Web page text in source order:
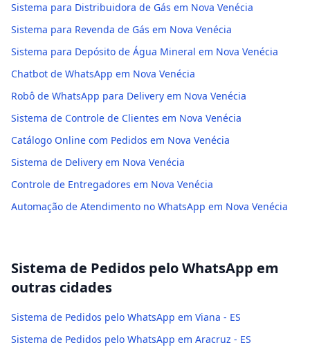
Sistema para Distribuidora de Gás em Nova Venécia
Sistema para Revenda de Gás em Nova Venécia
Sistema para Depósito de Água Mineral em Nova Venécia
Chatbot de WhatsApp em Nova Venécia
Robô de WhatsApp para Delivery em Nova Venécia
Sistema de Controle de Clientes em Nova Venécia
Catálogo Online com Pedidos em Nova Venécia
Sistema de Delivery em Nova Venécia
Controle de Entregadores em Nova Venécia
Automação de Atendimento no WhatsApp em Nova Venécia
Sistema de Pedidos pelo WhatsApp em
outras cidades
Sistema de Pedidos pelo WhatsApp em Viana - ES
Sistema de Pedidos pelo WhatsApp em Aracruz - ES